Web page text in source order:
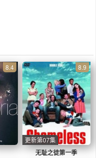
8.4
无耻之徒第一季
8.9
更新第07集